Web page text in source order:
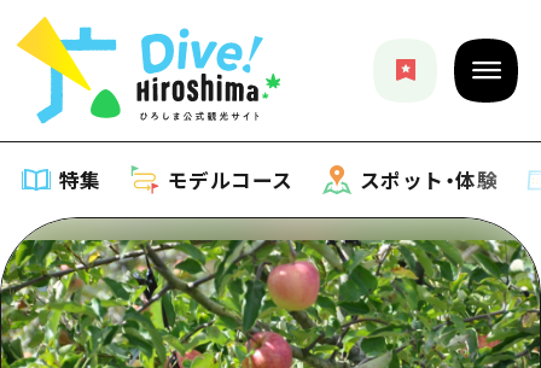
特集 モデルコース スポット・体験
特集
特集一覧
モデルコース